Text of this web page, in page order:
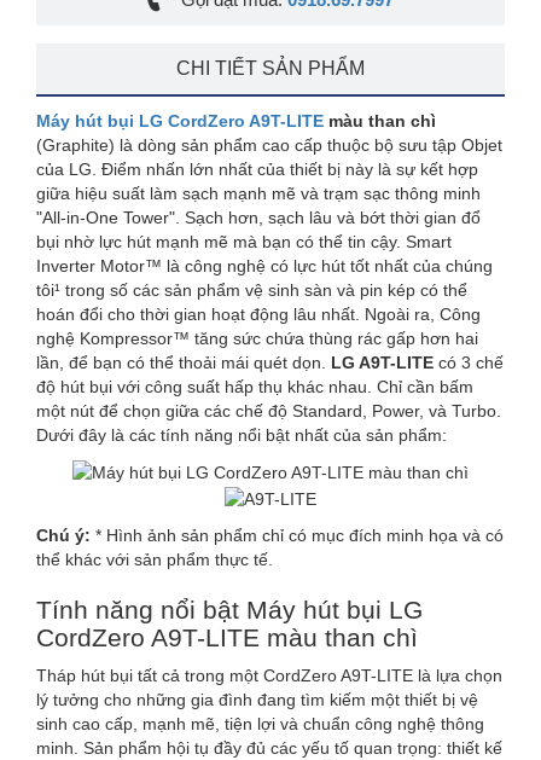
CHI TIẾT SẢN PHẨM
Máy hút bụi LG CordZero A9T-LITE màu than chì
(Graphite) là dòng sản phẩm cao cấp thuộc bộ sưu tập Objet
của LG. Điểm nhấn lớn nhất của thiết bị này là sự kết hợp
giữa hiệu suất làm sạch mạnh mẽ và trạm sạc thông minh
"All-in-One Tower". Sạch hơn, sạch lâu và bớt thời gian đổ
bụi nhờ lực hút mạnh mẽ mà bạn có thể tin cậy. Smart
Inverter Motor™ là công nghệ có lực hút tốt nhất của chúng
tôi¹ trong số các sản phẩm vệ sinh sàn và pin kép có thể
hoán đổi cho thời gian hoạt động lâu nhất. Ngoài ra, Công
nghệ Kompressor™ tăng sức chứa thùng rác gấp hơn hai
lần, để bạn có thể thoải mái quét dọn. LG A9T-LITE có 3 chế
độ hút bụi với công suất hấp thụ khác nhau. Chỉ cần bấm
một nút để chọn giữa các chế độ Standard, Power, và Turbo.
Dưới đây là các tính năng nổi bật nhất của sản phẩm:
Chú ý: * Hình ảnh sản phẩm chỉ có mục đích minh họa và có
thể khác với sản phẩm thực tế.
Tính năng nổi bật Máy hút bụi LG
CordZero A9T-LITE màu than chì
Tháp hút bụi tất cả trong một CordZero A9T-LITE là lựa chọn
lý tưởng cho những gia đình đang tìm kiếm một thiết bị vệ
sinh cao cấp, mạnh mẽ, tiện lợi và chuẩn công nghệ thông
minh. Sản phẩm hội tụ đầy đủ các yếu tố quan trọng: thiết kế